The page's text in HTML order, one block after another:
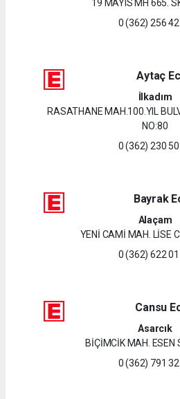
19 MAYIS MH 665.
0 (362) 256 42
Aytaç
İlkadım
RASATHANE MAH.100.YIL
NO:80
0 (362) 230
Bayrak
Alaçam
YENİ CAMİ MAH. LİSE
0 (362) 622
Cansu
Asarcık
BİÇİMCİK MAH. ESEN
0 (362) 791